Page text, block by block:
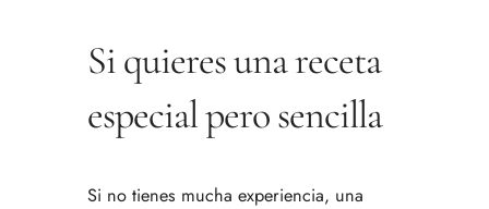
Si quieres una receta
especial pero sencilla
Si no tienes mucha experiencia, una